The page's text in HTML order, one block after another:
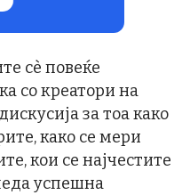
сè повеќе
со креатори на
за тоа како
како се мери
кои се најчестите
успешна